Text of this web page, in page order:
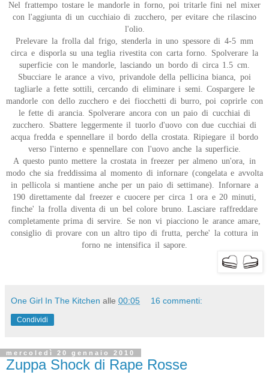
Nel frattempo tostare le mandorle in forno, poi tritarle fini nel mixer
con l'aggiunta di un cucchiaio di zucchero, per evitare che rilascino
l'olio.
Prelevare la frolla dal frigo, stenderla in uno spessore di 4-5 mm
circa e disporla su una teglia rivestita con carta forno. Spolverare la
superficie con le mandorle, lasciando un bordo di circa 1.5 cm.
Sbucciare le arance a vivo, privandole della pellicina bianca, poi
tagliarle a fette sottili, cercando di eliminare i semi. Cospargere le
mandorle con dello zucchero e dei fiocchetti di burro, poi coprirle con
le fette di arancia. Spolverare ancora con un paio di cucchiai di
zucchero. Sbattere leggermente il tuorlo d'uovo con due cucchiai di
acqua fredda e spennellare il bordo della crostata. Ripiegare il bordo
verso l'interno e spennellare con l'uovo anche la superficie.
A questo punto mettere la crostata in freezer per almeno un'ora, in
modo che sia freddissima al momento di infornare (congelata e avvolta
in pellicola si mantiene anche per un paio di settimane). Infornare a
190 direttamente dal freezer e cuocere per circa 1 ora e 20 minuti,
finche' la frolla diventa di un bel colore bruno. Lasciare raffreddare
completamente prima di servire. Se non vi piacciono le arance amare,
consiglio di provare con un altro tipo di frutta, perche' la cottura in
forno ne intensifica il sapore.
One Girl In The Kitchen alle 00:05 16 commenti:
Condividi
mercoledì 20 gennaio 2010
Zuppa Shock di Rape Rosse